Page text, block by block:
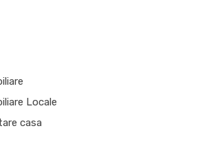
Locale
casa